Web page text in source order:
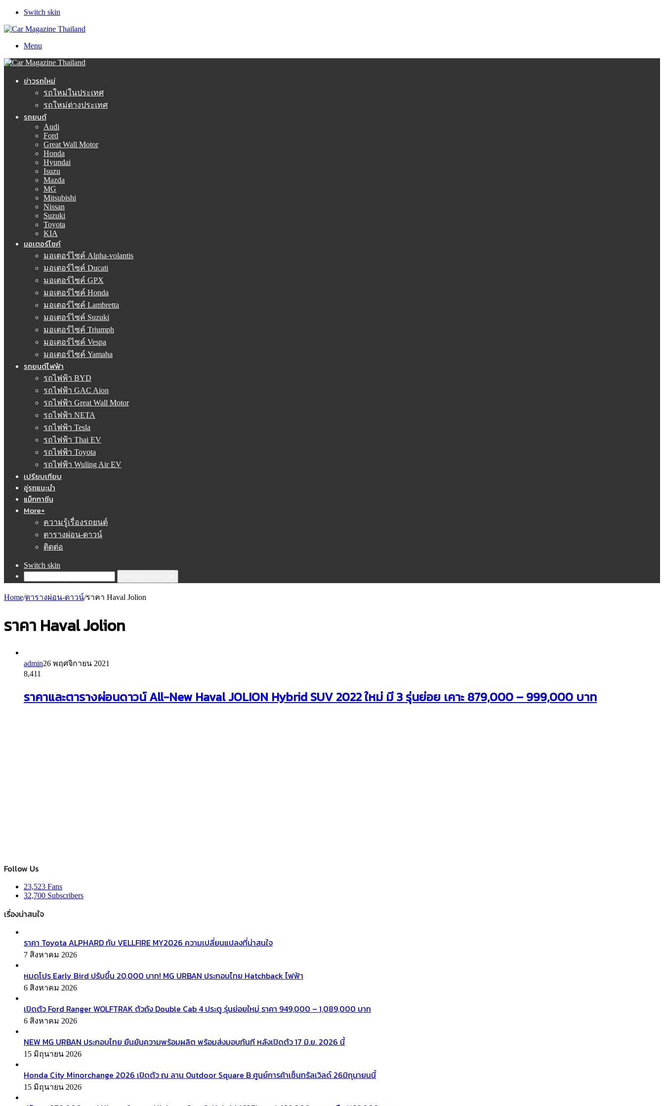
Switch skin
Menu
ข่าวรถใหม่
รถใหม่ในประเทศ
รถใหม่ต่างประเทศ
รถยนต์
Audi
Ford
Great Wall Motor
Honda
Hyundai
Isuzu
Mazda
MG
Mitsubishi
Nissan
Suzuki
Toyota
KIA
มอเตอร์ไซค์
มอเตอร์ไซค์ Alpha-volantis
มอเตอร์ไซค์ Ducati
มอเตอร์ไซค์ GPX
มอเตอร์ไซค์ Honda
มอเตอร์ไซค์ Lambretta
มอเตอร์ไซค์ Suzuki
มอเตอร์ไซค์ Triumph
มอเตอร์ไซค์ Vespa
มอเตอร์ไซค์ Yamaha
รถยนต์ไฟฟ้า
รถไฟฟ้า BYD
รถไฟฟ้า GAC Aion
รถไฟฟ้า Great Wall Motor
รถไฟฟ้า NETA
รถไฟฟ้า Tesla
รถไฟฟ้า Thai EV
รถไฟฟ้า Toyota
รถไฟฟ้า Wuling Air EV
เปรียบเทียบ
อู่รถแนะนำ
แม็กกาซีน
More+
ความรู้เรื่องรถยนต์
ตารางผ่อน-ดาวน์
ติดต่อ
Switch skin
Home/ตารางผ่อน-ดาวน์/ราคา Haval Jolion
ราคา Haval Jolion
admin26 พฤศจิกายน 2021
8,411
ราคาและตารางผ่อนดาวน์ All-New Haval JOLION Hybrid SUV 2022 ใหม่ มี 3 รุ่นย่อย เคาะ 879,000 – 999,000 บาท
Follow Us
23,523 Fans
32,700 Subscribers
เรื่องน่าสนใจ
ราคา Toyota ALPHARD กับ VELLFIRE MY2026 ความเปลี่ยนแปลงที่น่าสนใจ
7 สิงหาคม 2026
หมดโปร Early Bird ปรับขึ้น 20,000 บาท! MG URBAN ประกอบไทย Hatchback ไฟฟ้า
6 สิงหาคม 2026
เปิดตัว Ford Ranger WOLFTRAK ตัวถัง Double Cab 4 ประตู รุ่นย่อยใหม่ ราคา 949,000 – 1,089,000 บาท
6 สิงหาคม 2026
NEW MG URBAN ประกอบไทย ยืนยันความพร้อมผลิต พร้อมส่งมอบทันที หลังเปิดตัว 17 มิ.ย. 2026 นี้
15 มิถุนายน 2026
Honda City Minorchange 2026 เปิดตัว ณ ลาน Outdoor Square B ศูนย์การค้าเซ็นทรัลเวิลด์ 26มิถุนายนนี้
15 มิถุนายน 2026